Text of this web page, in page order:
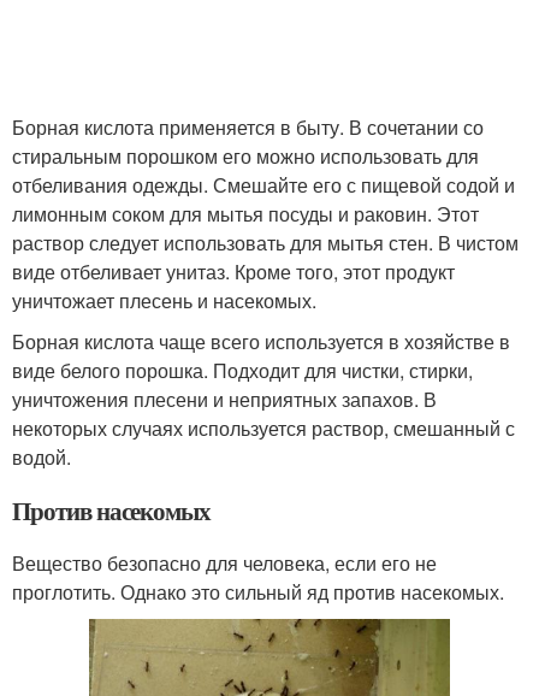
Борная кислота применяется в быту. В сочетании со
стиральным порошком его можно использовать для
отбеливания одежды. Смешайте его с пищевой содой и
лимонным соком для мытья посуды и раковин. Этот
раствор следует использовать для мытья стен. В чистом
виде отбеливает унитаз. Кроме того, этот продукт
уничтожает плесень и насекомых.
Борная кислота чаще всего используется в хозяйстве в
виде белого порошка. Подходит для чистки, стирки,
уничтожения плесени и неприятных запахов. В
некоторых случаях используется раствор, смешанный с
водой.
Против насекомых
Вещество безопасно для человека, если его не
проглотить. Однако это сильный яд против насекомых.